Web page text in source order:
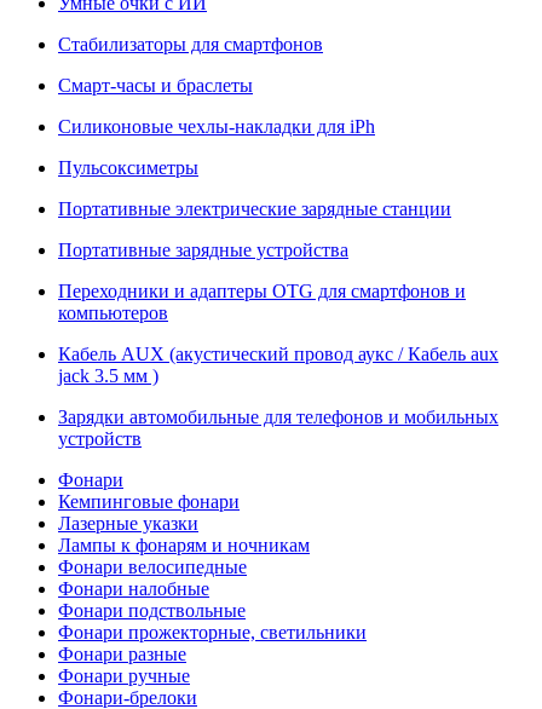
Стабилизаторы для смартфонов
Смарт-часы и браслеты
Силиконовые чехлы-накладки для iPh
Пульсоксиметры
Портативные электрические зарядные станции
Портативные зарядные устройства
Переходники и адаптеры OTG для смартфонов и
компьютеров
Кабель AUX (акустический провод аукс / Кабель aux
jack 3.5 мм )
Зарядки автомобильные для телефонов и мобильных
устройств
Фонари
Кемпинговые фонари
Лазерные указки
Лампы к фонарям и ночникам
Фонари велосипедные
Фонари налобные
Фонари подствольные
Фонари прожекторные, светильники
Фонари разные
Фонари ручные
Фонари-брелоки